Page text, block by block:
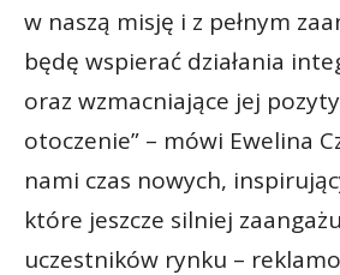
w naszą misję i z pełnym
będę wspierać działania
oraz wzmacniające jej
otoczenie” – mówi Ewelina
nami czas nowych,
które jeszcze silniej
uczestników rynku –